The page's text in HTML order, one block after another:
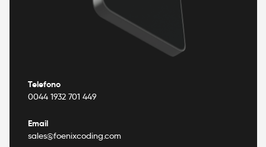
Telefono
0044 1932 701 449
Email
sales@foenixcoding.com